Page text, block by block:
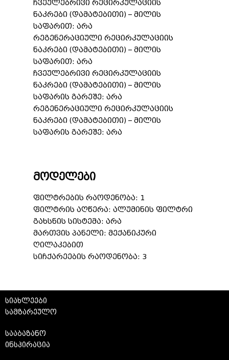
ჩვეულებრივი რეცირკულაციის
ნაკრები (დამატებითი) – მილის
საფარით: არა
რეგენერაციული რეცირკულაციის
ნაკრები (დამატებითი) – მილის
საფარით: არა
ჩვეულებრივი რეცირკულაციის
ნაკრები (დამატებითი) – მილის
საფარის გარეშე: არა
რეგენერაციული რეცირკულაციის
ნაკრები (დამატებითი) – მილის
საფარის გარეშე: არა
მოდელები
ფილტრების რაოდენობა: 1
ფილტრის აღწერა: ალუმინის ფილტრი
გახსნის სისტემა: არა
მართვის პანელი: მექანიკური
ღილაკებით
სიჩქარეების რაოდენობა: 3
სიახლეები
სამზარეულო
სააბაზანო
ინსპირაცია